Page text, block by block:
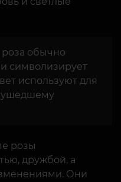
роза обычно
символизирует
используют для
ушедшему
розы
дружбой, а
Они